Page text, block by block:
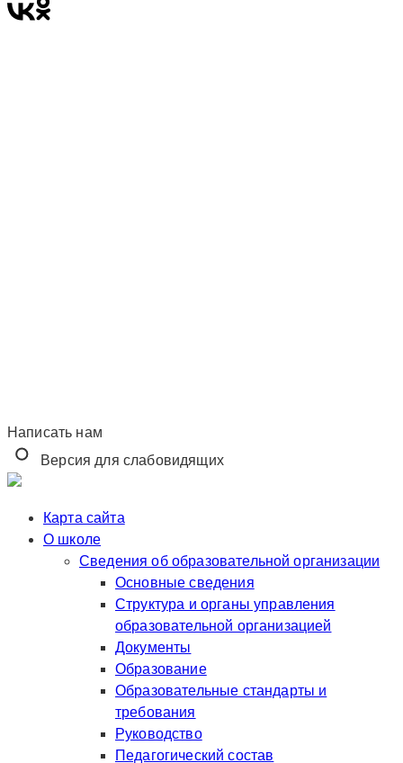
Написать нам
Версия для слабовидящих
Карта сайта
О школе
Сведения об образовательной организации
Основные сведения
Структура и органы управления
образовательной организацией
Документы
Образование
Образовательные стандарты и
требования
Руководство
Педагогический состав